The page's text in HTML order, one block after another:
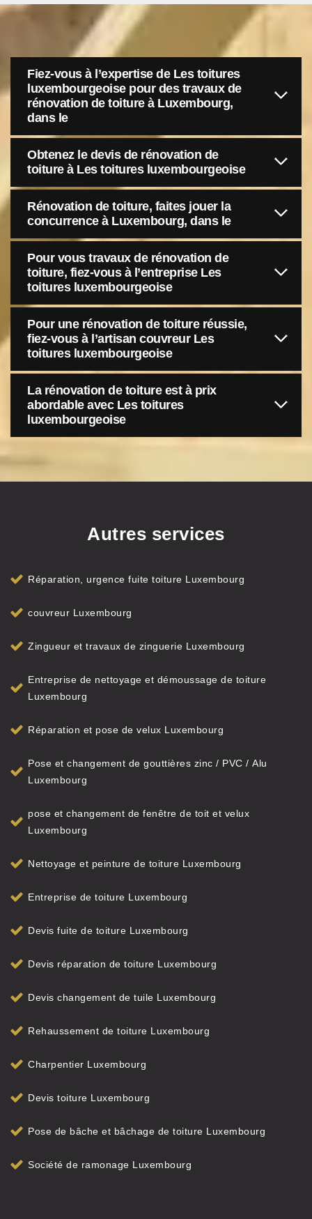
Fiez-vous à l’expertise de Les toitures
luxembourgeoise pour des travaux de
rénovation de toiture à Luxembourg,
dans le
Obtenez le devis de rénovation de
toiture à Les toitures luxembourgeoise
Rénovation de toiture, faites jouer la
concurrence à Luxembourg, dans le
Pour vous travaux de rénovation de
toiture, fiez-vous à l’entreprise Les
toitures luxembourgeoise
Pour une rénovation de toiture réussie,
fiez-vous à l’artisan couvreur Les
toitures luxembourgeoise
La rénovation de toiture est à prix
abordable avec Les toitures
luxembourgeoise
Autres services
Réparation, urgence fuite toiture Luxembourg
couvreur Luxembourg
Zingueur et travaux de zinguerie Luxembourg
Entreprise de nettoyage et démoussage de toiture
Luxembourg
Réparation et pose de velux Luxembourg
Pose et changement de gouttières zinc / PVC / Alu
Luxembourg
pose et changement de fenêtre de toit et velux
Luxembourg
Nettoyage et peinture de toiture Luxembourg
Entreprise de toiture Luxembourg
Devis fuite de toiture Luxembourg
Devis réparation de toiture Luxembourg
Devis changement de tuile Luxembourg
Rehaussement de toiture Luxembourg
Charpentier Luxembourg
Devis toiture Luxembourg
Pose de bâche et bâchage de toiture Luxembourg
Société de ramonage Luxembourg